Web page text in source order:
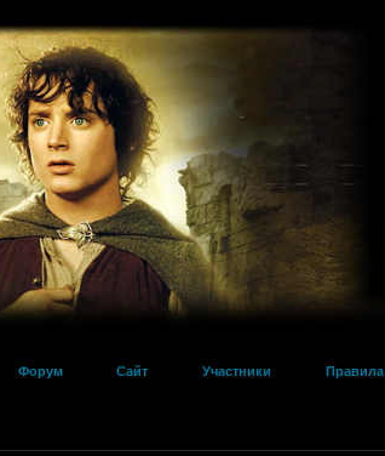
Форум Сайт Участники Правила